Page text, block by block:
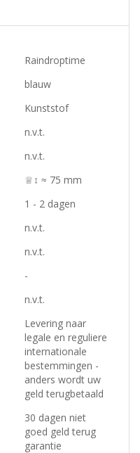
Raindroptime
blauw
Kunststof
n.v.t.
n.v.t.
♕↕ ≈ 75 mm
1 - 2 dagen
n.v.t.
n.v.t.
-
n.v.t.
Levering naar
legale en reguliere
internationale
bestemmingen -
anders wordt uw
geld terugbetaald
30 dagen niet
goed geld terug
garantie